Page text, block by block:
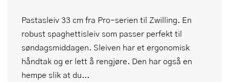
Pastasleiv 33 cm fra Pro-serien til Zwilling. En
robust spaghettisleiv som passer perfekt til
søndagsmiddagen. Sleiven har et ergonomisk
håndtak og er lett å rengjøre. Den har også en
hempe slik at du...